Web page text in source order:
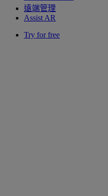
遠端管理
Assist AR
Try for free